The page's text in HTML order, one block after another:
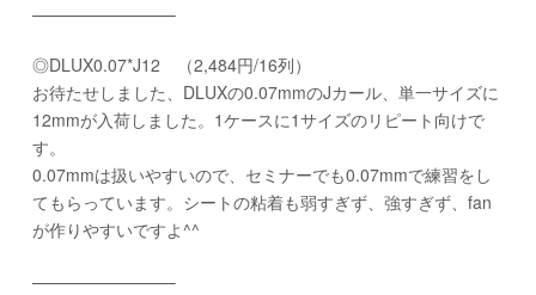
————————–
◎DLUX0.07*J12 （2,484円/16列）
お待たせしました、DLUXの0.07mmのJカール、単一サイズに
12mmが入荷しました。1ケースに1サイズのリピート向けで
す。
0.07mmは扱いやすいので、セミナーでも0.07mmで練習をし
てもらっています。シートの粘着も弱すぎず、強すぎず、fan
が作りやすいですよ^^
————————–